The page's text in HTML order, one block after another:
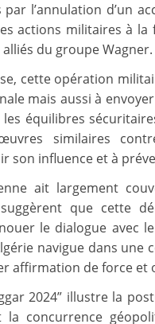
l’annulation d’un
actions militaires à
du groupe Wagner.
cette opération
mais aussi à
équilibres
similaires
son influence et à
ait largement
que cette
le dialogue avec
navigue dans
affirmation de force
2024” illustre la
la concurrence